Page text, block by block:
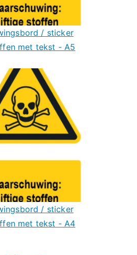
/ sticker
met tekst - A5
/ sticker
met tekst - A4